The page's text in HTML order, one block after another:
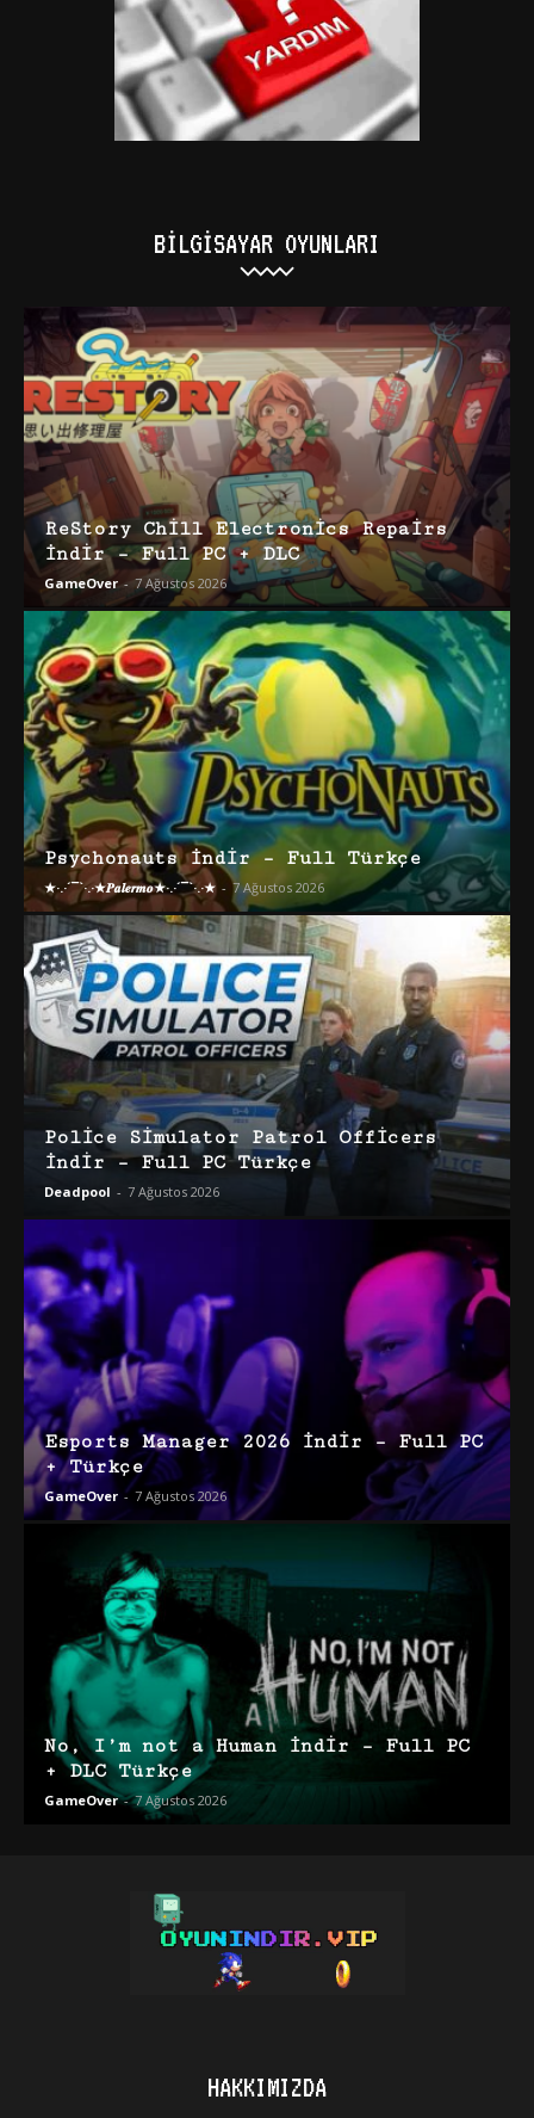
BILGISAYAR OYUNLARI
ReStory Chill Electronics Repairs
İndir – Full PC + DLC
GameOver - 7 Ağustos 2026
Psychonauts İndir – Full Türkçe
★·.·´¯`·.·★𝑷𝒂𝒍𝒆𝒓𝒎𝒐★·.·´¯`·.·★ - 7 Ağustos 2026
Police Simulator Patrol Officers
İndir – Full PC Türkçe
Deadpool - 7 Ağustos 2026
Esports Manager 2026 İndir – Full PC
+ Türkçe
GameOver - 7 Ağustos 2026
No, I’m not a Human İndir – Full PC
+ DLC Türkçe
GameOver - 7 Ağustos 2026
HAKKIMIZDA